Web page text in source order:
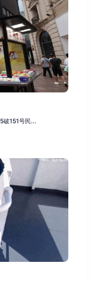
破151号民...